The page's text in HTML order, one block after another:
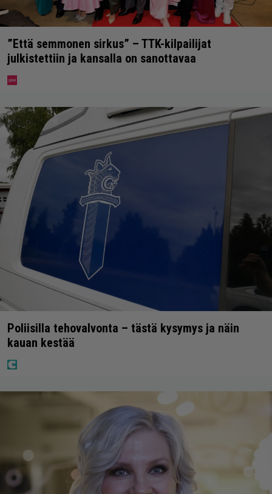
”Että semmonen sirkus” – TTK-kilpailijat
julkistettiin ja kansalla on sanottavaa
Poliisilla tehovalvonta – tästä kysymys ja näin
kauan kestää